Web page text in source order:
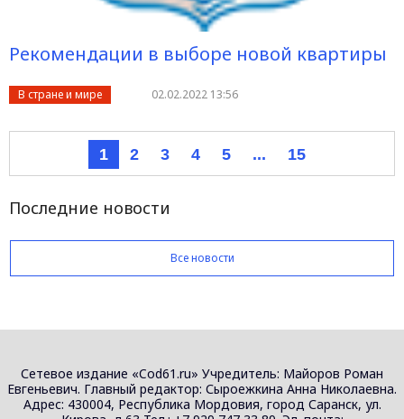
Рекомендации в выборе новой квартиры
В стране и мире 02.02.2022 13:56
1 2 3 4 5 ... 15
Последние новости
Все новости
Сетевое издание «Cod61.ru» Учредитель: Майоров Роман
Евгеньевич. Главный редактор: Сыроежкина Анна Николаевна.
Адрес: 430004, Республика Мордовия, город Саранск, ул.